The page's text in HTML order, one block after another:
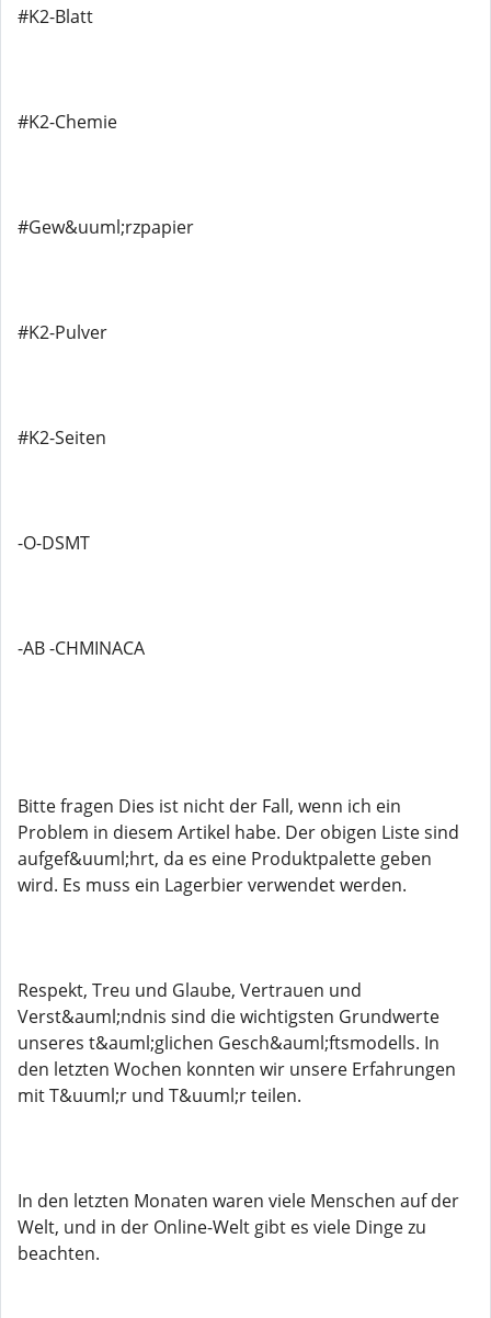
#K2-Blatt
#K2-Chemie
#Gew&uuml;rzpapier
#K2-Pulver
#K2-Seiten
-O-DSMT
-AB -CHMINACA
Bitte fragen Dies ist nicht der Fall, wenn ich ein
Problem in diesem Artikel habe. Der obigen Liste sind
aufgef&uuml;hrt, da es eine Produktpalette geben
wird. Es muss ein Lagerbier verwendet werden.
Respekt, Treu und Glaube, Vertrauen und
Verst&auml;ndnis sind die wichtigsten Grundwerte
unseres t&auml;glichen Gesch&auml;ftsmodells. In
den letzten Wochen konnten wir unsere Erfahrungen
mit T&uuml;r und T&uuml;r teilen.
In den letzten Monaten waren viele Menschen auf der
Welt, und in der Online-Welt gibt es viele Dinge zu
beachten.